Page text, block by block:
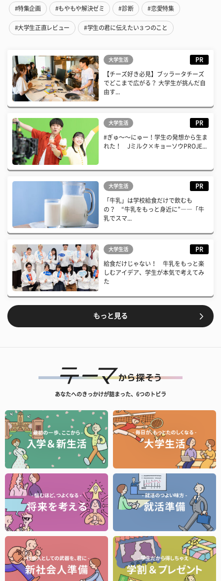
#特集企画 #もやもや解決ゼミ #診断 #恋愛特集
#大学生正直レビュー #学生の君に伝えたい３つのこと
大学生活 PR
【チーズ好き必見】ブッラータチーズ
でどこまで広がる？ 大学生が挑んだ自
由す...
大学生活 PR
#ぎゅ〜〜にゅー！学生の発想から生ま
れた！ Jミルク×キョーソウPROJE...
大学生活 PR
「牛乳」は学校給食だけで飲むも
の？ “牛乳をもっと身近に”――「牛
乳でスマ...
大学生活 PR
給食だけじゃない！ 牛乳をもっと楽
しむアイデア、学生が本気で考えてみ
た
もっと見る
あなたへのきっかけが詰まった、6つのトビラ